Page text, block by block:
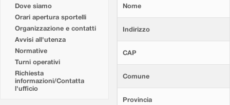
Dove siamo
Orari apertura sportelli
Organizzazione e contatti
Avvisi all'utenza
Normative
Turni operativi
Richiesta
informazioni/Contatta
l'ufficio
Nome
Indirizzo
CAP
Comune
Provincia